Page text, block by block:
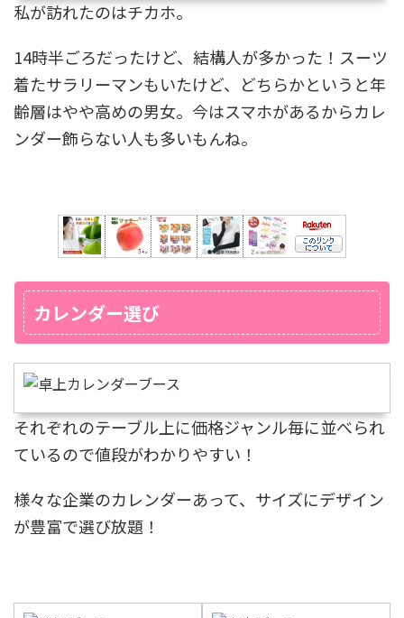
私が訪れたのはチカホ。
14時半ごろだったけど、結構人が多かった！スーツ
着たサラリーマンもいたけど、どちらかというと年
齢層はやや高めの男女。今はスマホがあるからカレ
ンダー飾らない人も多いもんね。
カレンダー選び
それぞれのテーブル上に価格ジャンル毎に並べられ
ているので値段がわかりやすい！
様々な企業のカレンダーあって、サイズにデザイン
が豊富で選び放題！